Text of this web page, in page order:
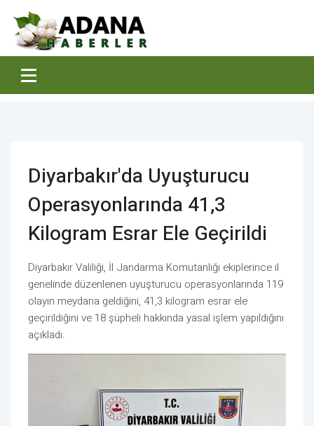
Diyarbakır'da Uyuşturucu
Operasyonlarında 41,3
Kilogram Esrar Ele Geçirildi
Diyarbakır Valiliği, İl Jandarma Komutanlığı ekiplerince il
genelinde düzenlenen uyuşturucu operasyonlarında 119
olayın meydana geldiğini, 41,3 kilogram esrar ele
geçirildiğini ve 18 şüpheli hakkında yasal işlem yapıldığını
açıkladı.